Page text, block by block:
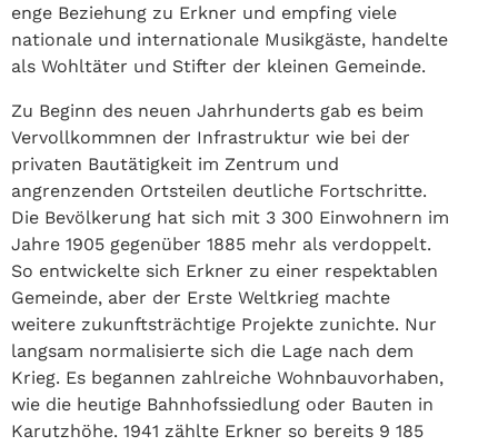
enge Beziehung zu Erkner und empfing viele
nationale und internationale Musikgäste, handelte
als Wohltäter und Stifter der kleinen Gemeinde.
Zu Beginn des neuen Jahrhunderts gab es beim
Vervollkommnen der Infrastruktur wie bei der
privaten Bautätigkeit im Zentrum und
angrenzenden Ortsteilen deutliche Fortschritte.
Die Bevölkerung hat sich mit 3 300 Einwohnern im
Jahre 1905 gegenüber 1885 mehr als verdoppelt.
So entwickelte sich Erkner zu einer respektablen
Gemeinde, aber der Erste Weltkrieg machte
weitere zukunftsträchtige Projekte zunichte. Nur
langsam normalisierte sich die Lage nach dem
Krieg. Es begannen zahlreiche Wohnbauvorhaben,
wie die heutige Bahnhofssiedlung oder Bauten in
Karutzhöhe. 1941 zählte Erkner so bereits 9 185